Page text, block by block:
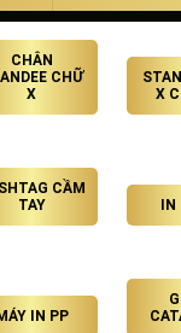
CHÂN
CHỮ
X
X
CẦM
TAY
IN PP